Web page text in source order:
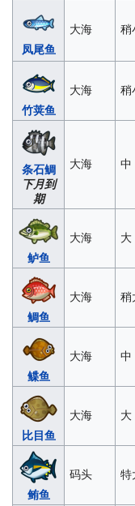
凤尾鱼
大海 稍
竹荚鱼
大海 稍
条石鲷
下月到
期
大海 中
鲈鱼
大海 大
鲷鱼
大海 稍
鲽鱼
大海 中
比目鱼
大海 大
鲔鱼
码头 特